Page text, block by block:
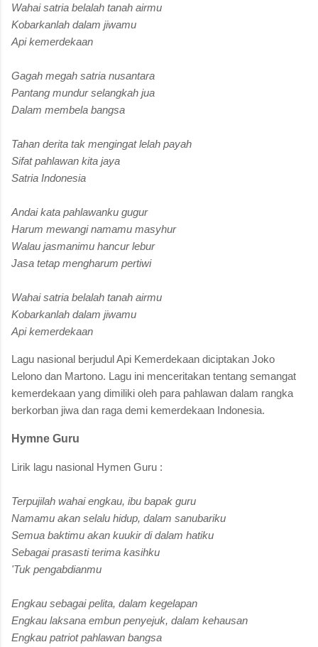
Wahai satria belalah tanah airmu
Kobarkanlah dalam jiwamu
Api kemerdekaan
Gagah megah satria nusantara
Pantang mundur selangkah jua
Dalam membela bangsa
Tahan derita tak mengingat lelah payah
Sifat pahlawan kita jaya
Satria Indonesia
Andai kata pahlawanku gugur
Harum mewangi namamu masyhur
Walau jasmanimu hancur lebur
Jasa tetap mengharum pertiwi
Wahai satria belalah tanah airmu
Kobarkanlah dalam jiwamu
Api kemerdekaan
Lagu nasional berjudul Api Kemerdekaan diciptakan Joko
Lelono dan Martono. Lagu ini menceritakan tentang semangat
kemerdekaan yang dimiliki oleh para pahlawan dalam rangka
berkorban jiwa dan raga demi kemerdekaan Indonesia.
Hymne Guru
Lirik lagu nasional Hymen Guru :
Terpujilah wahai engkau, ibu bapak guru
Namamu akan selalu hidup, dalam sanubariku
Semua baktimu akan kuukir di dalam hatiku
Sebagai prasasti terima kasihku
'Tuk pengabdianmu
Engkau sebagai pelita, dalam kegelapan
Engkau laksana embun penyejuk, dalam kehausan
Engkau patriot pahlawan bangsa